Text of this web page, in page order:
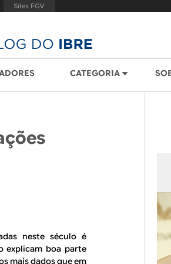
CATEGORIA
neste século é
explicam boa parte
mais dados que em